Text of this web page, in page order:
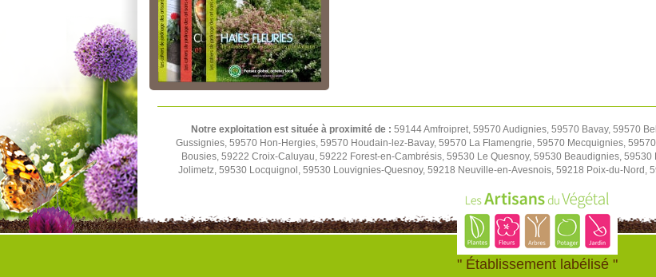
Notre exploitation est située à proximité de : 59144 Amfroipret, 59570 Audignies, 59570 Bavay, 59570
Gussignies, 59570 Hon-Hergies, 59570 Houdain-lez-Bavay, 59570 La Flamengrie, 59570 Mecquignies,
Bousies, 59222 Croix-Caluyau, 59222 Forest-en-Cambrésis, 59530 Le Quesnoy, 59530 Beaudignies,
Jolimetz, 59530 Locquignol, 59530 Louvignies-Quesnoy, 59218 Neuville-en-Avesnois, 59218 Poix-du-Nord,
" Établissement labélisé "